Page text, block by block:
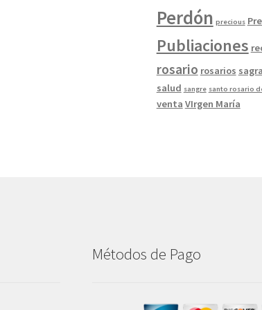
Perdón precious
Publiaciones
rosario rosarios
salud sangre santo rosario
venta VIrgen María
Métodos de Pago